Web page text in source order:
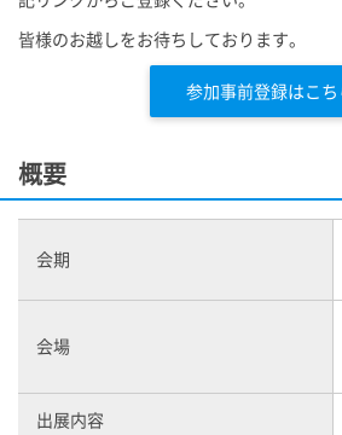
皆様のお越しをお待ちしております。
参加事前登録はこち
概要
会期
会場
出展内容